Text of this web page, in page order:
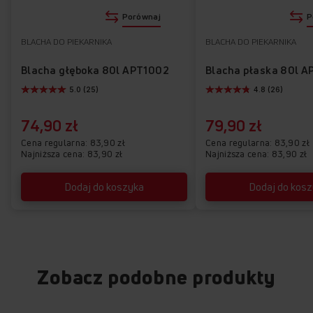
Poznaj najważniejsze funkcje piekarnika
74,90 zł
Cena regularna 83,90 zł
Najniższa cena: 83,90 zł
BLACHA DO PIEKARNIKA
Blacha głęboka 80l APT1002
Dodaj do koszyka
5.0 (25)
Porównaj
79,90 zł
Cena regularna 83,90 zł
Najniższa cena: 83,90 zł
BLACHA DO PIEKARNIKA
Blacha płaska 80l
Dodaj do
4.8 (26)
Zobacz podobne produkty